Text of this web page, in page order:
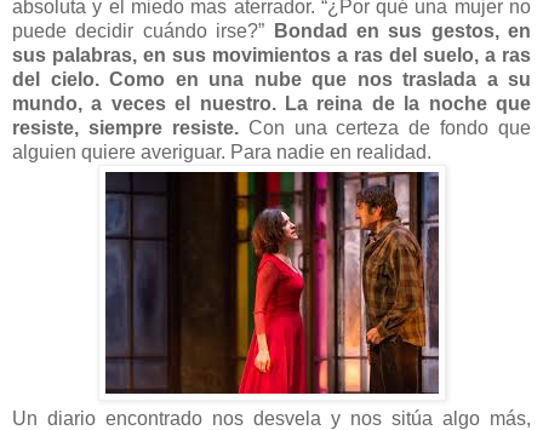
absoluta y el miedo mas aterrador. “¿Por qué una mujer no
puede decidir cuándo irse?”
Bondad en sus gestos, en
sus palabras, en sus movimientos a ras del suelo, a ras
del cielo. Como en una nube que nos traslada a su
mundo, a veces el nuestro. La reina de la noche que
resiste, siempre resiste.Con una certeza de fondo que
alguien quiere averiguar. Para nadie en realidad.
Un diario encontrado nos desvela y nos sitúa algo más,